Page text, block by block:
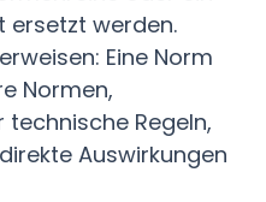
ersetzt werden.
Eine Norm
Normen,
Regeln,
Auswirkungen